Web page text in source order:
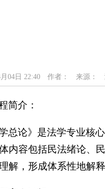
04日 22:40 作者： 来源：
简介：
学总论》是法学专业核
内容包括民法绪论、
解，形成体系性地解